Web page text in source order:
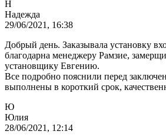
Н
Надежда
29/06/2021, 16:38
Добрый день. Заказывала установку
благодарна менеджеру Рамзие,
установщику Евгению.
Все подробно пояснили перед
выполнены в короткий срок,
Ю
Юлия
28/06/2021, 12:14